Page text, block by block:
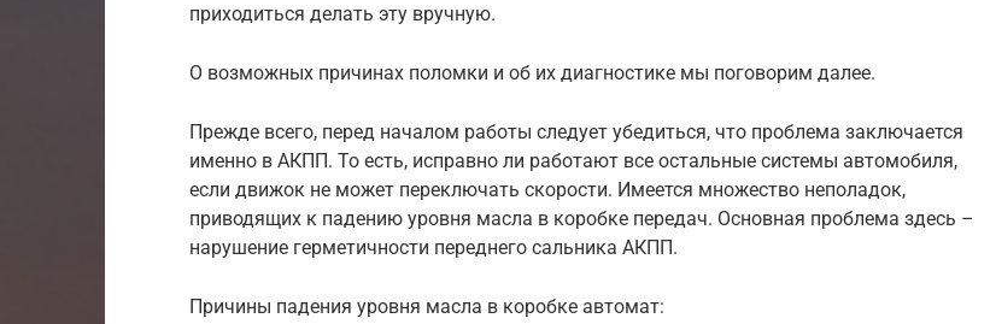
приходиться делать эту вручную.
О возможных причинах поломки и об их диагностике мы поговорим далее.
Прежде всего, перед началом работы следует убедиться, что проблема заключается
именно в АКПП. То есть, исправно ли работают все остальные системы автомобиля,
если движок не может переключать скорости. Имеется множество неполадок,
приводящих к падению уровня масла в коробке передач. Основная проблема здесь –
нарушение герметичности переднего сальника АКПП.
Причины падения уровня масла в коробке автомат: